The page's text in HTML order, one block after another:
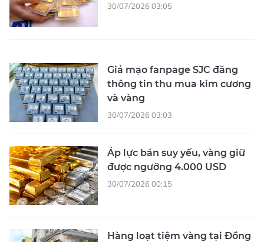
30/07/2026 03:05
Giả mạo fanpage SJC đăng
thông tin thu mua kim cương
và vàng
30/07/2026 03:03
Áp lực bán suy yếu, vàng giữ
được ngưỡng 4.000 USD
30/07/2026 00:15
Hàng loạt tiệm vàng tại Đồng